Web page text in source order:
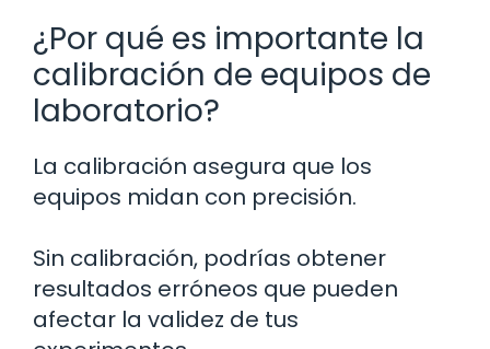
¿Por qué es importante la
calibración de equipos de
laboratorio?
La calibración asegura que los
equipos midan con precisión.
Sin calibración, podrías obtener
resultados erróneos que pueden
afectar la validez de tus